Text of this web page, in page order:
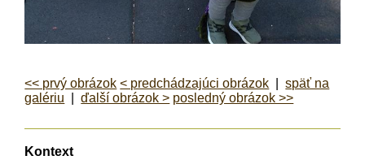
<< prvý obrázok < predchádzajúci obrázok |späť na
galériu |ďalší obrázok > posledný obrázok >>
Kontext